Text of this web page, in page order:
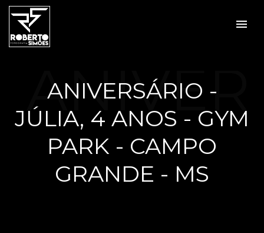
menu
ANIVERSÁRIO -
JÚLIA, 4 ANOS - GYM
PARK - CAMPO
GRANDE - MS
ANIVER
SÁRIO -